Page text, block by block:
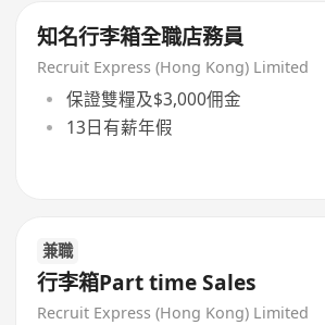
知名行李箱全職店務員
Recruit Express (Hong Kong) Limited
保證雙糧及$3,000佣金
13日有薪年假
兼職
行李箱Part time Sales
Recruit Express (Hong Kong) Limited